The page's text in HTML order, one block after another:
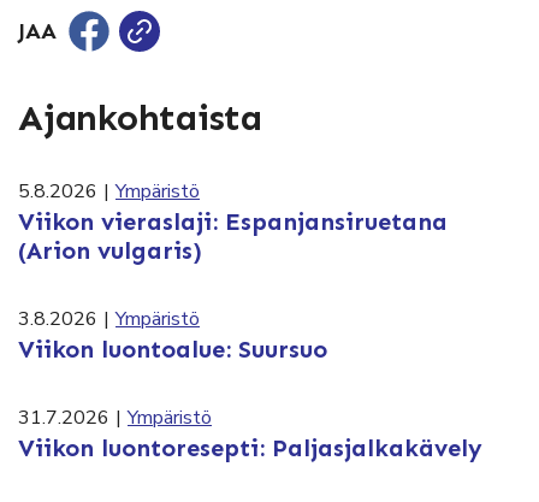
JAA
Ajankohtaista
5.8.2026 | Ympäristö
Viikon vieraslaji: Espanjansiruetana
(Arion vulgaris)
3.8.2026 | Ympäristö
Viikon luontoalue: Suursuo
31.7.2026 | Ympäristö
Viikon luontoresepti: Paljasjalkakävely